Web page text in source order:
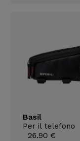
Basil
Per il telefono
26.90 €